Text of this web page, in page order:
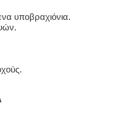
υποβραχιόνια.